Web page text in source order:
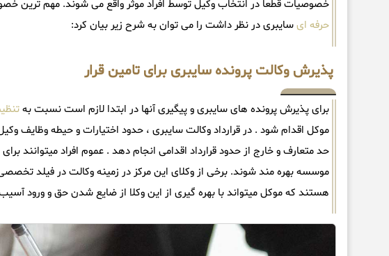
خصوصیات قطعا در انتخاب وکیل توسط افراد موثر واقع می شوند. مهم ترین
حرفه ایسایبری در نظر داشت را می توان به شرح زیر بیان کرد:
پذیرش وکالت پرونده سایبری برای تامین قرار
برای پذیرش پرونده های سایبری و پیگیری آنها در ابتدا لازم است نسبت به
موکل اقدام شود . در قرارداد وکالت سایبری ، حدود اختیارات و حیطه وظایف
حد متعارف و خارج از حدود قرارداد اقدامی انجام دهد . عموم افراد میتوانند
هستند که موکل میتواند با بهره گیری از این وکلا از ضایع شدن حق و ورود